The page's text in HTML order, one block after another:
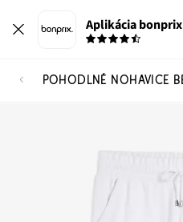
Aplikácia bonprix